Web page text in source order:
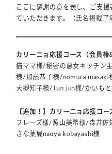
ここに感謝の意を表し、ご支
ていただきます。（氏名掲載了
カリーニョ応援コース（会員権
猫ママ様/秘密の悪女キッチン
様/加藤恭子様/nomura
大槻知子様/Jun jun様/かいも
【追加！】カリーニョ応援コ
フレーズ様/照山美希様/森井
さな薬局naoya kobayashi様